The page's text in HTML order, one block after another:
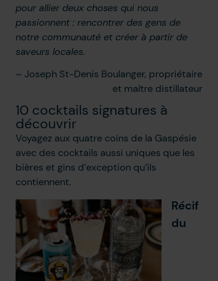
pour allier deux choses qui nous
passionnent : rencontrer des gens de
notre communauté et créer à partir de
saveurs locales.
– Joseph St-Denis Boulanger, propriétaire
et maître distillateur
10 cocktails signatures à
découvrir
Voyagez aux quatre coins de la Gaspésie
avec des cocktails aussi uniques que les
bières et gins d’exception qu’ils
contiennent.
Récif
du